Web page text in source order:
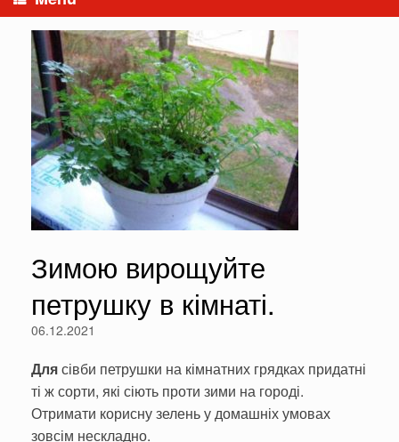
Зимою вирощуйте
петрушку в кімнаті.
06.12.2021
Длясівби петрушки на кімнатних гряд­ках придатні
ті ж сорти, які сіють проти зими на городі.
Отримати корисну зелень у домашніх умовах
зовсім нескладно.